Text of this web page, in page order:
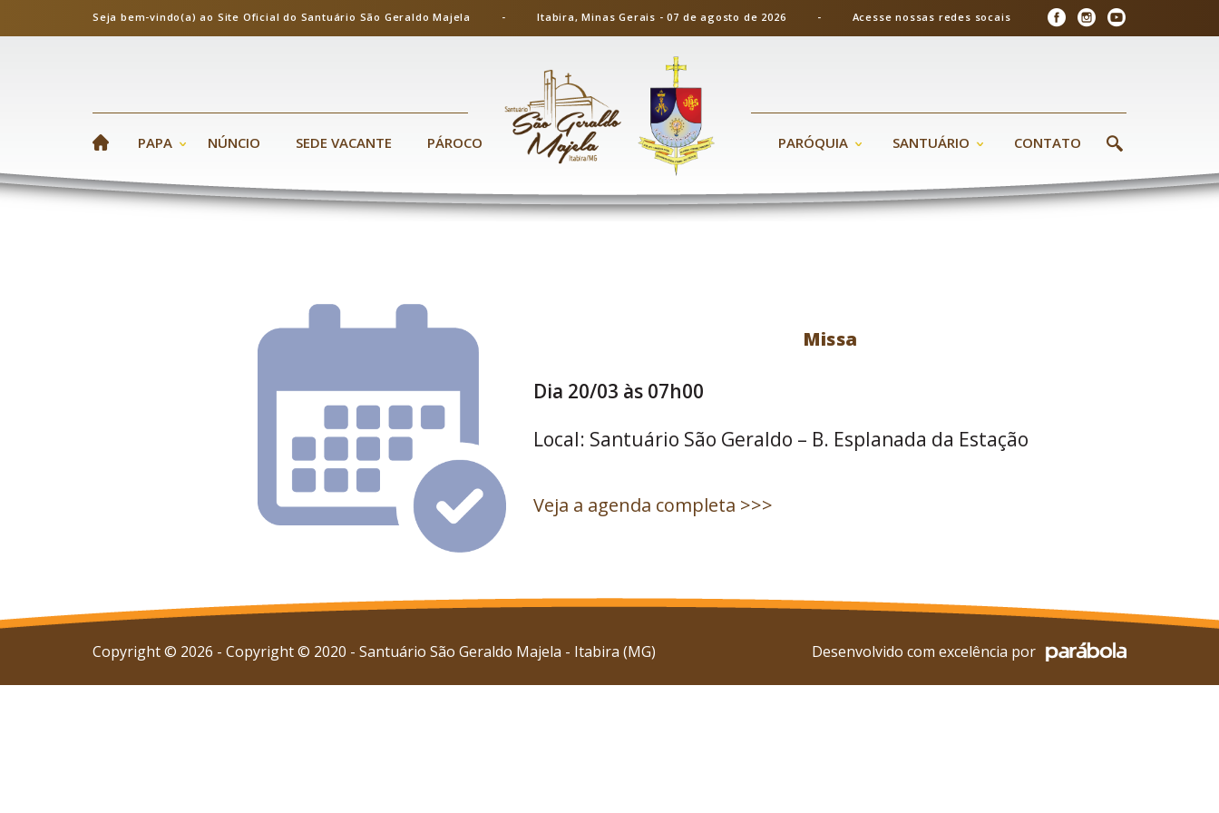
Seja bem-vindo(a) ao Site Oficial do Santuário São Geraldo Majela - Itabira, Minas Gerais - 07 de agosto de 2026 - Acesse nossas redes socais
PAPA NÚNCIO SEDE VACANTE PÁROCO PARÓQUIA SANTUÁRIO CONTATO
Missa
Dia 20/03 às 07h00
Local: Santuário São Geraldo – B. Esplanada da Estação
Veja a agenda completa >>>
Copyright © 2026 - Copyright © 2020 - Santuário São Geraldo Majela - Itabira (MG) Desenvolvido com excelência por